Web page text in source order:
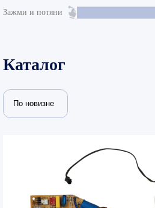
Зажми и потяни
Каталог
По новизне